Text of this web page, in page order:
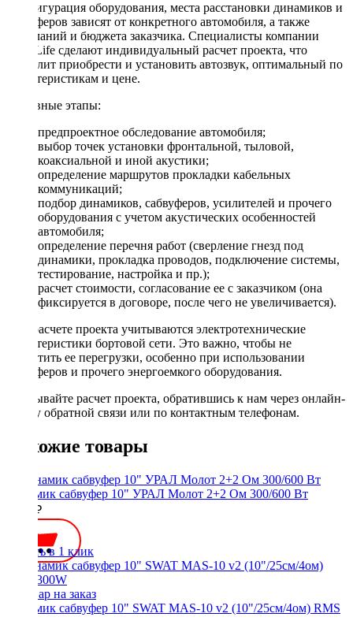
Конфигурация оборудования, места расстановки динамиков и
сабвуферов зависят от конкретного автомобиля, а также
пожеланий и бюджета заказчика. Специалисты компании
DriveLife сделают индивидуальный расчет проекта, что
позволит приобрести и установить автозвук, оптимальный по
характеристикам и цене.
Основные этапы:
предпроектное обследование автомобиля;
выбор точек установки фронтальной, тыловой,
коаксиальной и иной акустики;
определение маршрутов прокладки кабельных
коммуникаций;
подбор динамиков, сабвуферов, усилителей и прочего
оборудования с учетом акустических особенностей
автомобиля;
определение перечня работ (сверление гнезд под
динамики, прокладка проводов, подключение системы,
тестирование, настройка и пр.);
расчет стоимости, согласование ее с заказчиком (она
фиксируется в договоре, после чего не увеличивается).
При расчете проекта учитываются электротехнические
характеристики бортовой сети. Это важно, чтобы не
допустить ее перегрузки, особенно при использовании
сабвуферов и прочего энергоемкого оборудования.
Заказывайте расчет проекта, обратившись к нам через онлайн-
форму обратной связи или по контактным телефонам.
Похожие товары
Динамик сабвуфер 10" УРАЛ Молот 2+2 Ом 300/600 Вт
5990 ₽
Купить в 1 клик
Динамик сабвуфер 10" SWAT MAS-10 v2 (10"/25см/4ом) RMS